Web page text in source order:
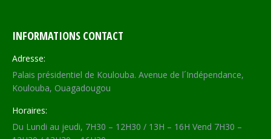
INFORMATIONS CONTACT
Adresse:
Palais présidentiel de Koulouba. Avenue de l´Indépendance,
Koulouba, Ouagadougou
Horaires:
Du Lundi au jeudi, 7H30 – 12H30 / 13H – 16H Vend 7H30 –